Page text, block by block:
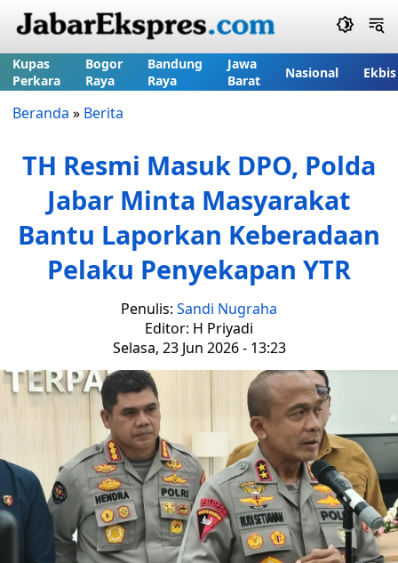
Kupas
Perkara
Bogor
Raya
Bandung
Raya
Jawa
Barat
Nasional Ekbis
Beranda » Berita
TH Resmi Masuk DPO, Polda
Jabar Minta Masyarakat
Bantu Laporkan Keberadaan
Pelaku Penyekapan YTR
Penulis: Sandi Nugraha
Editor: H Priyadi
Selasa, 23 Jun 2026 - 13:23